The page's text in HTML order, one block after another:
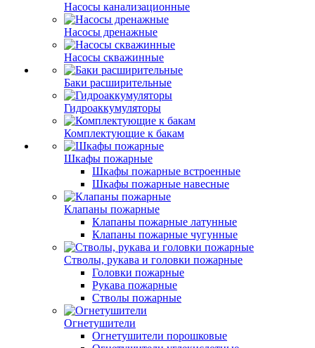
Насосы канализационные
Насосы дренажные
Насосы скважинные
Баки расширительные
Гидроаккумуляторы
Комплектующие к бакам
Шкафы пожарные
Шкафы пожарные встроенные
Шкафы пожарные навесные
Клапаны пожарные
Клапаны пожарные латунные
Клапаны пожарные чугунные
Стволы, рукава и головки пожарные
Головки пожарные
Рукава пожарные
Стволы пожарные
Огнетушители
Огнетушители порошковые